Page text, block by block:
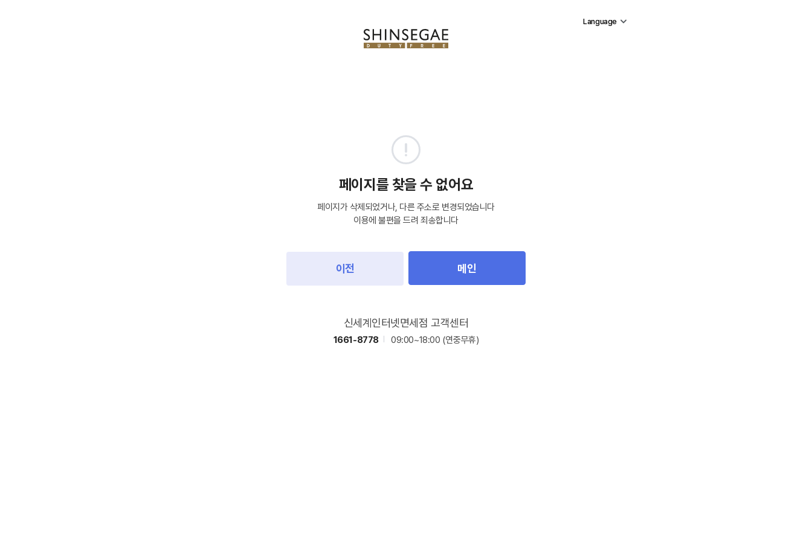
Language
페이지를 찾을 수 없어요
페이지가 삭제되었거나, 다른 주소로 변경되었습니다
이용에 불편을 드려 죄송합니다
이전 메인
신세계인터넷면세점 고객센터
1661-8778 09:00~18:00 (연중무휴)